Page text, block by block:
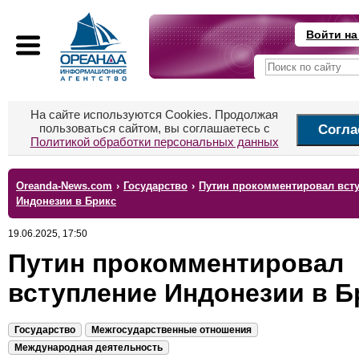
Войти
На сайте используются Cookies. Продолжая
пользоваться сайтом, вы соглашаетесь с
Политикой обработки персональных данных
Oreanda-News.com › Государство › Путин прокомментировал
Индонезии в Брикс
19.06.2025, 17:50
Путин прокомментировал
вступление Индонезии в
Государство
Межгосударственные отношения
Международная деятельность